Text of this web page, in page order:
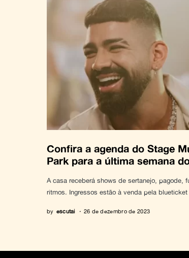
Confira a agenda do Stage
Park para a última semana
A casa receberá shows de sertanejo, pagode,
ritmos. Ingressos estão à venda pela blueticket
by escutai 26 de dezembro de 2023